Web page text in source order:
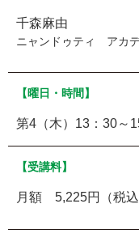
千森麻由
ニャンドゥティ アカ
【曜日・時間】
第4（木）13：30～
【受講料】
月額 5,225円（税込